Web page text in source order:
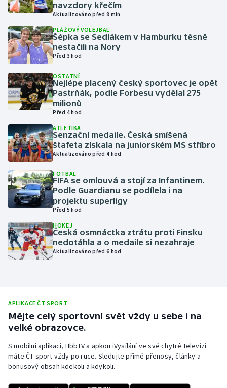
Házená
Jezdectví
Judo
Krasobruslení
Lezení
Lyže a snowboard
Moderní pětiboj
Motorsport
Olympijské hry
Parasport
Plavání
Ragby
Rychlobruslení
Rychlostní kanoistika
navzdory křečím
Aktualizováno před 8 min
PLÁŽOVÝ VOLEJBAL
Šépka se Sedlákem v Hamburku těsně
nestačili na Nory
Před 3 hod
OSTATNÍ
Nejlépe placený český sportovec je opět
Pastrňák, podle Forbesu vydělal 275
milionů
Před 4 hod
ATLETIKA
Senzační medaile. Česká smíšená
štafeta získala na juniorském MS stříbro
Aktualizováno před 4 hod
FOTBAL
FIFA se omlouvá a stojí za Infantinem.
Podle Guardianu se podílela i na
projektu superligy
Před 5 hod
HOKEJ
Česká osmnáctka ztrátu proti Finsku
nedotáhla a o medaile si nezahraje
Aktualizováno před 6 hod
APLIKACE ČT SPORT
Mějte celý sportovní svět vždy u sebe i na
velké obrazovce.
S mobilní aplikací, HbbTV a apkou iVysílání ve své chytré televizi
máte ČT sport vždy po ruce. Sledujte přímé přenosy, články a
bonusový obsah kdekoli a kdykoli.